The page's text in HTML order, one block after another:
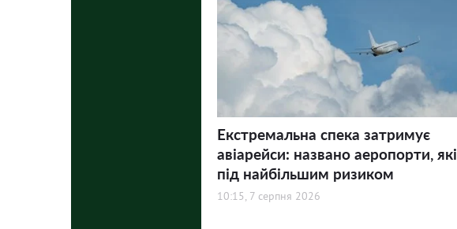
Екстремальна спека затримує
авіарейси: названо аеропорти, які
під найбільшим ризиком
10:15, 7 серпня 2026